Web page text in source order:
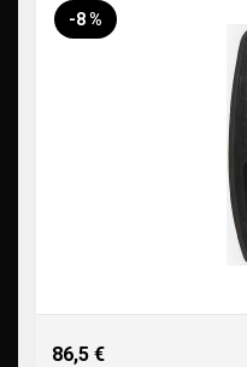
-8 %
86,5 €